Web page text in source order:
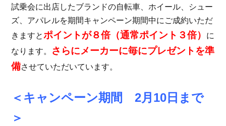
試乗会に出店したブランドの自転車、ホイール、シュー
ズ、アパレルを期間キャンペーン期間中にご成約いただ
きますとポイントが８倍（通常ポイント３倍）
に
なります。 さらにメーカーに毎にプレゼントを準
備させていただいています。
＜キャンペーン期間 2月10日まで
＞